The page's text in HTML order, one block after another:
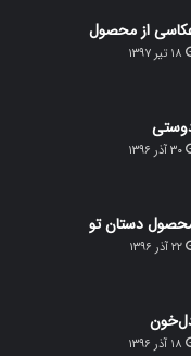
از محصول
۱۸ تیر ۱۳۹۷
۳۰ آذر ۱۳۹۶
دستان تو
۲۲ آذر ۱۳۹۶
۱۸ آذر ۱۳۹۶